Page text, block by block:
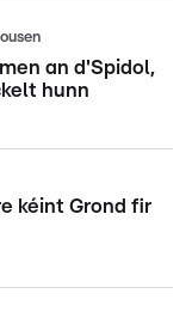
an d'Spidol,
hunn
kéint Grond fir